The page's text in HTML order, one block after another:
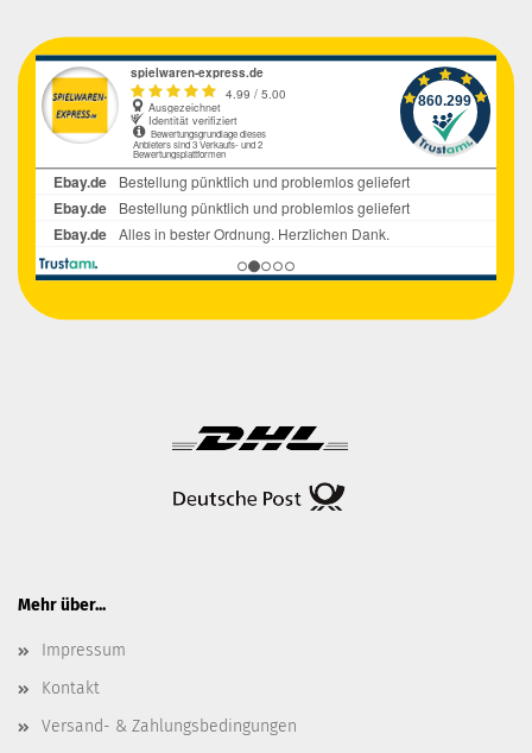
Mehr über...
Impressum
Kontakt
Versand- & Zahlungsbedingungen